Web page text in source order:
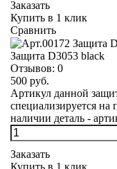
Заказать
Купить в 1 клик
Сравнить
Защита D3053 black
Отзывов: 0
500 руб.
Артикул данной
специализируется на
наличии деталь -
Заказать
Купить в 1 клик